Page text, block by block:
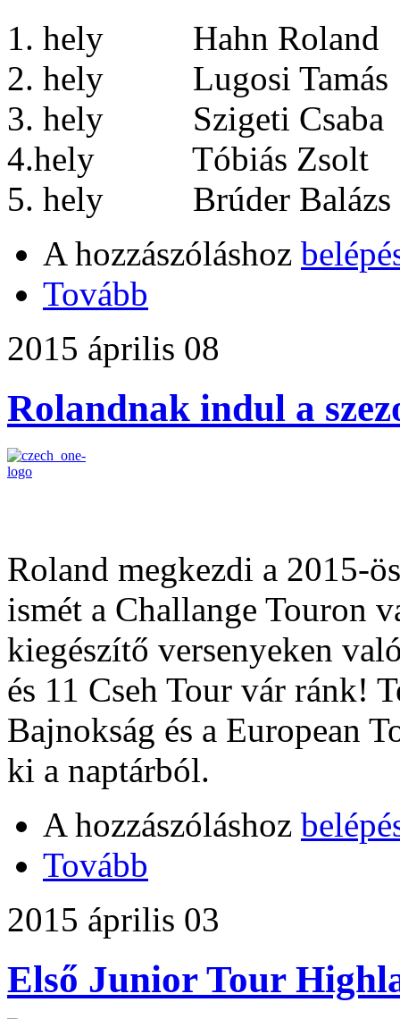
1. hely Hahn Roland
2. hely Lugosi Tamás
3. hely Szigeti Csaba
4.hely Tóbiás Zsolt
5. hely Brúder
A hozzászóláshoz
Tovább
2015 április 08
Rolandnak indul a
Roland megkezdi a 2015-
ismét a Challange Touron
kiegészítő versenyeken
és 11 Cseh Tour vár ránk!
Bajnokság és a European
ki a naptárból.
A hozzászóláshoz
Tovább
2015 április 03
Első Junior Tour